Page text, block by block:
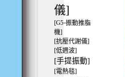
儀]
[G5-振動推脂
機]
[抗壓代謝儀]
[低週波]
[手提振動]
[電熱毯]